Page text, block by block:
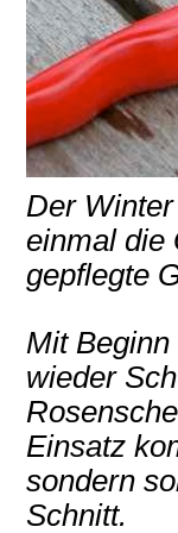
Der
einmal die
gepflegte
Mit
wieder
Einsatz
sondern
Schnitt.